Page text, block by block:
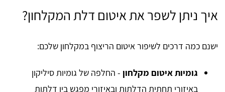
איך ניתן לשפר את איטום דלת המקלחון?
ישנם כמה דרכים לשיפור איטום הריצוף במקלחון שלכם:
גומיות איטום מקלחון - החלפה של גומיות סיליקון
באיזורי תחתית הדלתות ובאיזורי מפגש בין דלתות